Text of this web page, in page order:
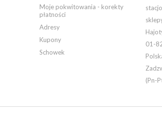
Moje pokwitowania - korekty
płatności
Adresy
Kupony
Schowek
01-
(Pn-